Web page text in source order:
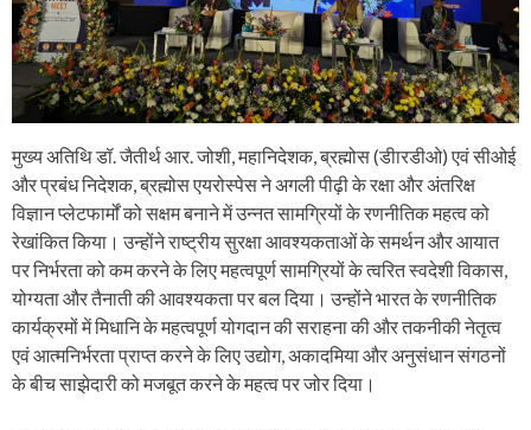
मुख्य अतिथि डॉ. जैतीर्थ आर. जोशी, महानिदेशक, ब्रह्मोस (डीारडीओ) एवं सीओई
और प्रबंध निदेशक, ब्रह्मोस एयरोस्पेस ने अगली पीढ़ी के रक्षा और अंतरिक्ष
विज्ञान प्लेटफार्मों को सक्षम बनाने में उन्नत सामग्रियों के रणनीतिक महत्व को
रेखांकित किया। उन्होंने राष्ट्रीय सुरक्षा आवश्यकताओं के समर्थन और आयात
पर निर्भरता को कम करने के लिए महत्वपूर्ण सामग्रियों के त्वरित स्वदेशी विकास,
योग्यता और तैनाती की आवश्यकता पर बल दिया। उन्होंने भारत के रणनीतिक
कार्यक्रमों में मिधानि के महत्वपूर्ण योगदान की सराहना की और तकनीकी नेतृत्व
एवं आत्मनिर्भरता प्राप्त करने के लिए उद्योग, अकादमिया और अनुसंधान संगठनों
के बीच साझेदारी को मजबूत करने के महत्व पर जोर दिया।